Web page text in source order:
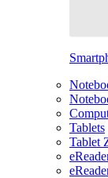
Tablets
Tablet